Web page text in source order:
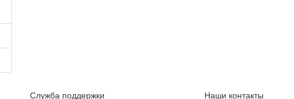
Служба поддержки Наши контакты